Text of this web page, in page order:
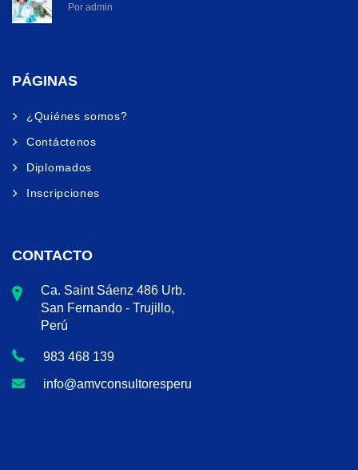
Por admin
PÁGINAS
¿Quiénes somos?
Contáctenos
Diplomados
Inscripciones
CONTACTO
Ca. Saint Sáenz 486 Urb.
San Fernando - Trujillo,
Perú
983 468 139
info@amvconsultoresperu.com